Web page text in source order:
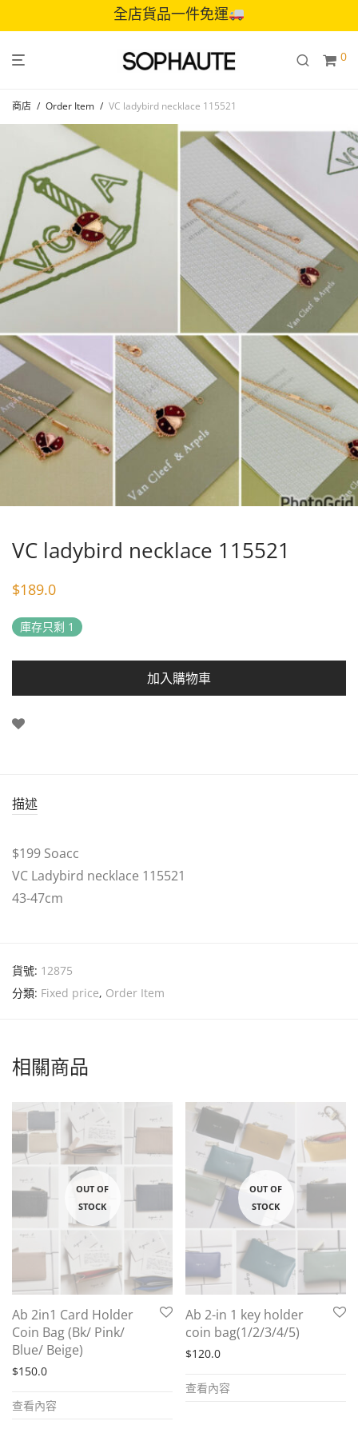
全店貨品一件免運
0
商店 / Order Item / VC ladybird necklace 115521
VC ladybird necklace 115521
$189.0
庫存只剩 1
加入購物車
描述
$199 Soacc
VC Ladybird necklace 115521
43-47cm
貨號: 12875
分類: Fixed price, Order Item
相關商品
Ab 2in1 Card Holder
Coin Bag (Bk/ Pink/
Blue/ Beige)
$150.0
查看內容
Ab 2-in 1 key holder
coin bag(1/2/3/4/5)
$120.0
查看內容